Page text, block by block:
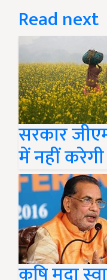
Read next
सरकार
में नहीं